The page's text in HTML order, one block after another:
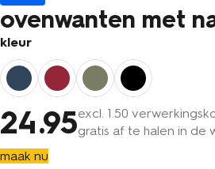
ovenwanten met
kleur
24.95excl. 1 .50
gratis af te halen in de
maak nu